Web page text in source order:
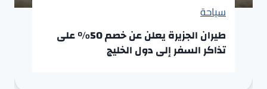
سياحة
طيران الجزيرة يعلن عن خصم 50% على
تذاكر السفر إلى دول الخليج